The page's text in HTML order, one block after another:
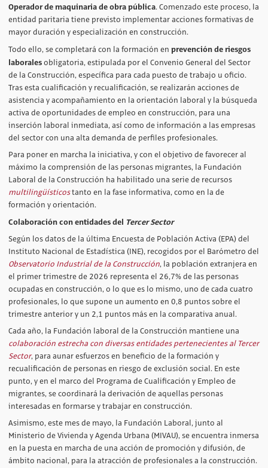
Operador de maquinaria de obra pública. Comenzado este proceso, la
entidad paritaria tiene previsto implementar acciones formativas de
mayor duración y especialización en construcción.
Todo ello, se completará con la formación en prevención de riesgos
laborales obligatoria, estipulada por el Convenio General del Sector
de la Construcción, específica para cada puesto de trabajo u oficio.
Tras esta cualificación y recualificación, se realizarán acciones de
asistencia y acompañamiento en la orientación laboral y la búsqueda
activa de oportunidades de empleo en construcción, para una
inserción laboral inmediata, así como de información a las empresas
del sector con una alta demanda de perfiles profesionales.
Para poner en marcha la iniciativa, y con el objetivo de favorecer al
máximo la comprensión de las personas migrantes, la Fundación
Laboral de la Construcción ha habilitado una serie de recursos
multilingüísticostanto en la fase informativa, como en la de
formación y orientación.
Colaboración con entidades del Tercer Sector
Según los datos de la última Encuesta de Población Activa (EPA) del
Instituto Nacional de Estadística (INE), recogidos por el Barómetro del
Observatorio Industrial de la Construcción, la población extranjera en
el primer trimestre de 2026 representa el 26,7% de las personas
ocupadas en construcción, o lo que es lo mismo, uno de cada cuatro
profesionales, lo que supone un aumento en 0,8 puntos sobre el
trimestre anterior y un 2,1 puntos más en la comparativa anual.
Cada año, la Fundación laboral de la Construcción mantiene una
colaboración estrecha con diversas entidades pertenecientes al Tercer
Sector, para aunar esfuerzos en beneficio de la formación y
recualificación de personas en riesgo de exclusión social. En este
punto, y en el marco del Programa de Cualificación y Empleo de
migrantes, se coordinará la derivación de aquellas personas
interesadas en formarse y trabajar en construcción.
Asimismo, este mes de mayo, la Fundación Laboral, junto al
Ministerio de Vivienda y Agenda Urbana (MIVAU), se encuentra inmersa
en la puesta en marcha de una acción de promoción y difusión, de
ámbito nacional, para la atracción de profesionales a la construcción.